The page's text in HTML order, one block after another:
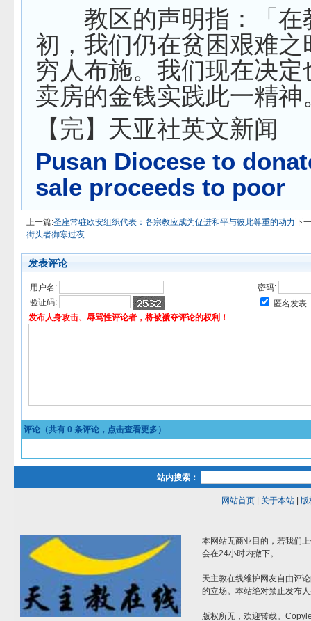
教区的声明指：「在
初，我们仍在贫困艰难之
穷人布施。我们现在决定
卖房的金钱实践此一精神
【完】天亚社英文新闻
Pusan Diocese to
sale proceeds to poor
上一篇:圣座常驻欧安组织代表：各宗教应成为促进和平与彼此尊重的动力下
街头者御寒过夜
发表评论
用户名:
密码:
验证码:
匿名发表
发布人身攻击、辱骂性评论者，将被褫夺评论的权利！
评论（共有 0 条评论，点击查看更多）
站内搜索：
网站首页| 关于本站| 版
本网站无商业目的，若我们
会在24小时内撤下。
天主教在线维护网友自由评
的立场。本站绝对禁止发布
版权所无，欢迎转载。